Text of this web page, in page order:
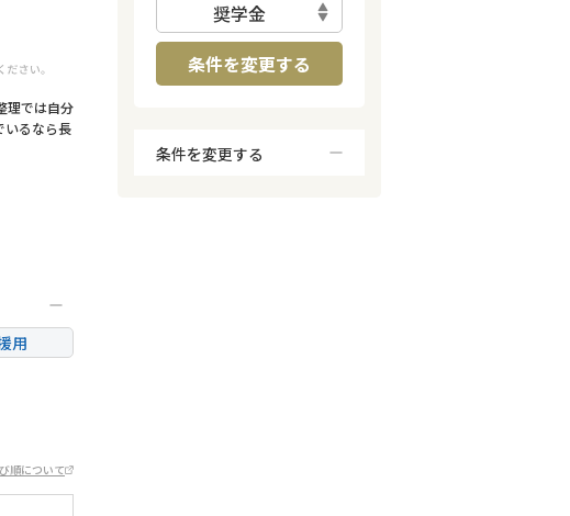
理では自分
いるなら長
用
順について
奨学金
条件を変更する
条件を変更する